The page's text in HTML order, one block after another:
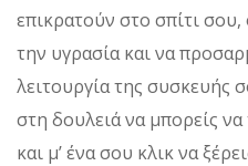
επικρατούν στο σπίτι
την υγρασία και να
λειτουργία της συσκευής
στη δουλειά να μπορείς να
και μ’ ένα σου κλικ να